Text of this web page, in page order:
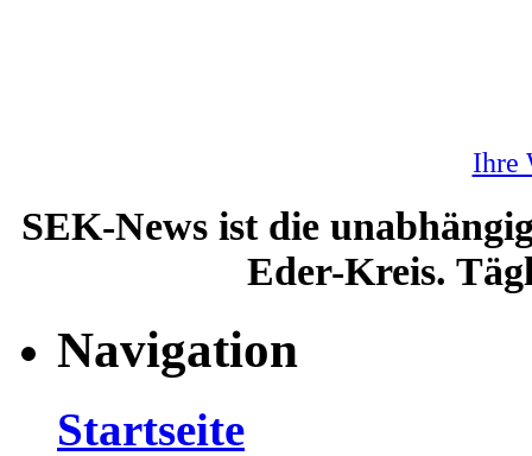
Ihre
SEK-News ist die
Eder-Kreis.
Navigation
Startseite